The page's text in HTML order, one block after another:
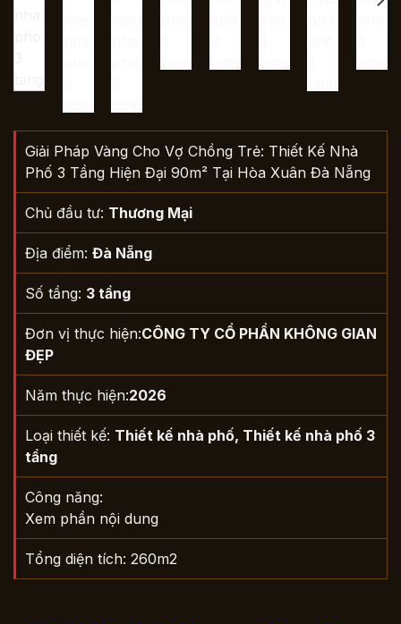
Giải Pháp Vàng Cho Vợ Chồng Trẻ: Thiết Kế Nhà
Phố 3 Tầng Hiện Đại 90m² Tại Hòa Xuân Đà Nẵng
Chủ đầu tư: Thương Mại
Địa điểm: Đà Nẵng
Số tầng: 3 tầng
Đơn vị thực hiện:CÔNG TY CỔ PHẦN KHÔNG GIAN
ĐẸP
Năm thực hiện:2026
Loại thiết kế: Thiết kế nhà phố, Thiết kế nhà phố 3
tầng
Công năng:
Xem phần nội dung
Tổng diện tích: 260m2